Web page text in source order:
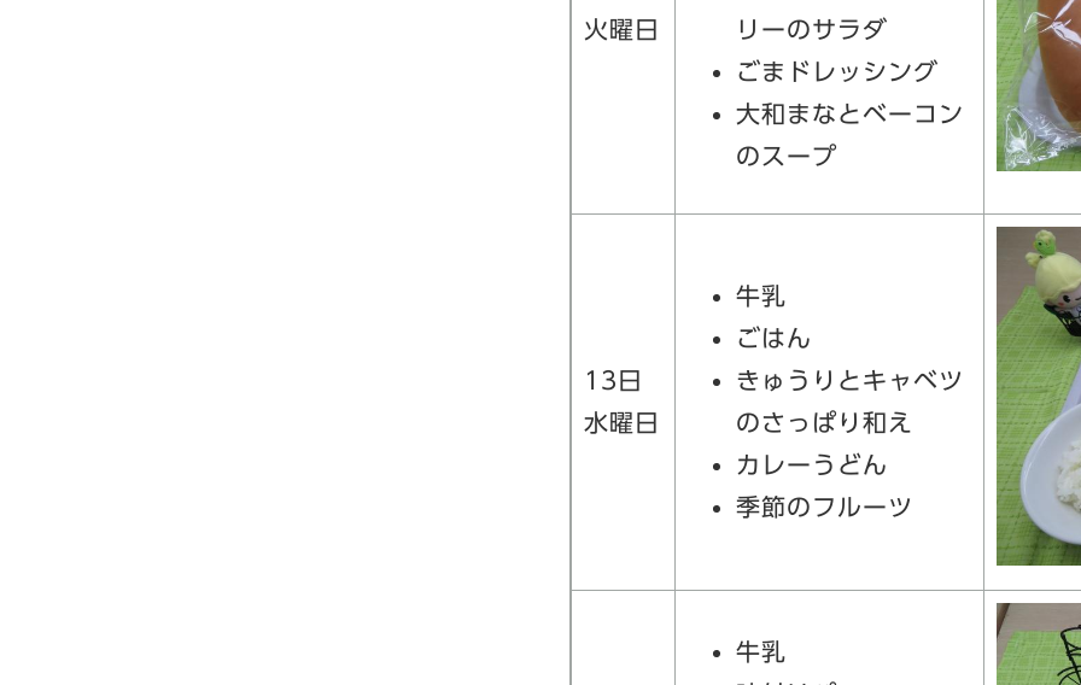
火曜日
リーのサラダ
ごまドレッシング
大和まなとベーコン
のスープ
13日
水曜日
牛乳
ごはん
きゅうりとキャベツ
のさっぱり和え
カレーうどん
季節のフルーツ
牛乳